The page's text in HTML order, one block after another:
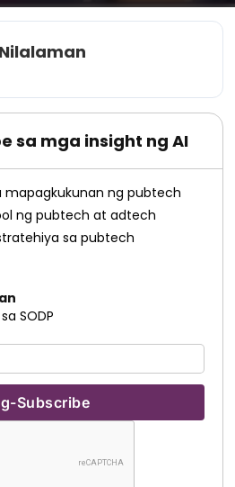
sa mga insight ng AI
ng pubtech
ng pubtech at adtech
sa pubtech
SODP